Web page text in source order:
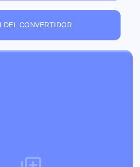
DEL CONVERTIDOR